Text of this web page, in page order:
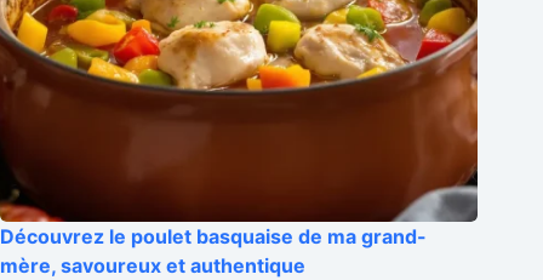
Découvrez le poulet basquaise de ma grand-
mère, savoureux et authentique